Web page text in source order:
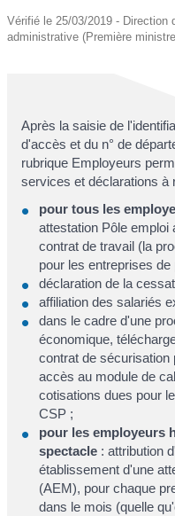
Vérifié le 25/03/2019 - Direction
administrative (Première
Après la saisie de
d'accès et du n° de
rubrique Employeurs
services et déclarations à
pour tous les
attestation Pôle emploi
contrat de travail (la
pour les entreprises
déclaration de la
affiliation des salariés
dans le cadre d'une
économique,
contrat de
accès au module de
cotisations dues pour
CSP ;
pour les employeurs
spectacle : attribution
établissement d'une
(AEM), pour chaque
dans le mois (quelle